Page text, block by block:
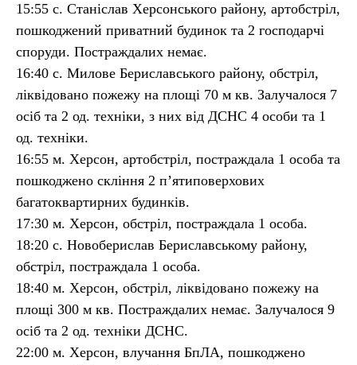
15:55 с. Станіслав Херсонського району, артобстріл,
пошкоджений приватний будинок та 2 господарчі
споруди. Постраждалих немає.
16:40 с. Милове Бериславського району, обстріл,
ліквідовано пожежу на площі 70 м кв. Залучалося 7
осіб та 2 од. техніки, з них від ДСНС 4 особи та 1
од. техніки.
16:55 м. Херсон, артобстріл, постраждала 1 особа та
пошкоджено скління 2 п’ятиповерхових
багатоквартирних будинків.
17:30 м. Херсон, обстріл, постраждала 1 особа.
18:20 с. Новоберислав Бериславському району,
обстріл, постраждала 1 особа.
18:40 м. Херсон, обстріл, ліквідовано пожежу на
площі 300 м кв. Постраждалих немає. Залучалося 9
осіб та 2 од. техніки ДСНС.
22:00 м. Херсон, влучання БпЛА, пошкоджено